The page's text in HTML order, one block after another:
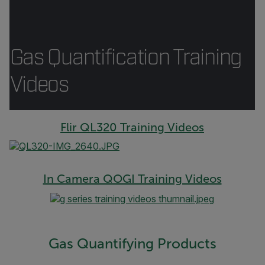
Gas Quantification Training
Videos
Flir QL320 Training Videos
In Camera QOGI Training Videos
Gas Quantifying Products